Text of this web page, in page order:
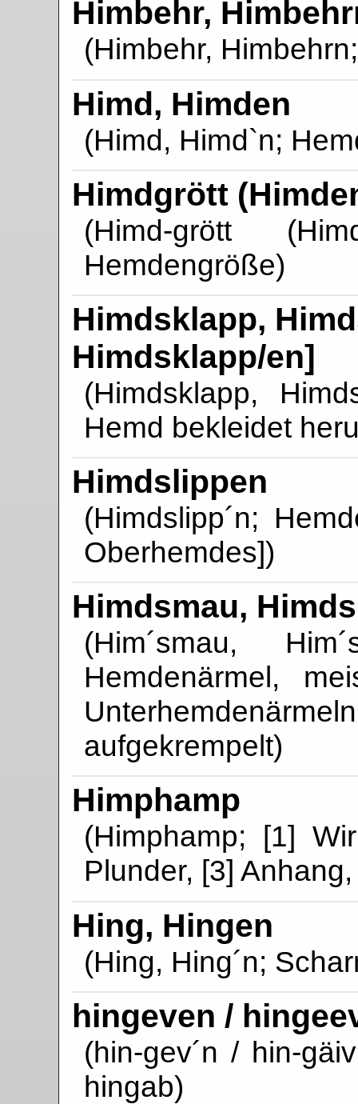
Himbehr,
(Himbehr,
Himd, Himden
(Himd, Himd`n;
Himdgrött
(Himd-grött
Hemdengröße)
Himdsklapp,
Himdsklapp/en]
(Himdsklapp,
Hemd bekleidet
Himdslippen
(Himdslipp´n;
Oberhemdes])
Himdsmau,
(Him´smau,
Hemdenärmel,
aufgekrempelt)
Himphamp
(Himphamp; [1]
Plunder, [3]
Hing, Hingen
(Hing, Hing´n;
hingeven /
(hin-gev´n / hin-
hingab)